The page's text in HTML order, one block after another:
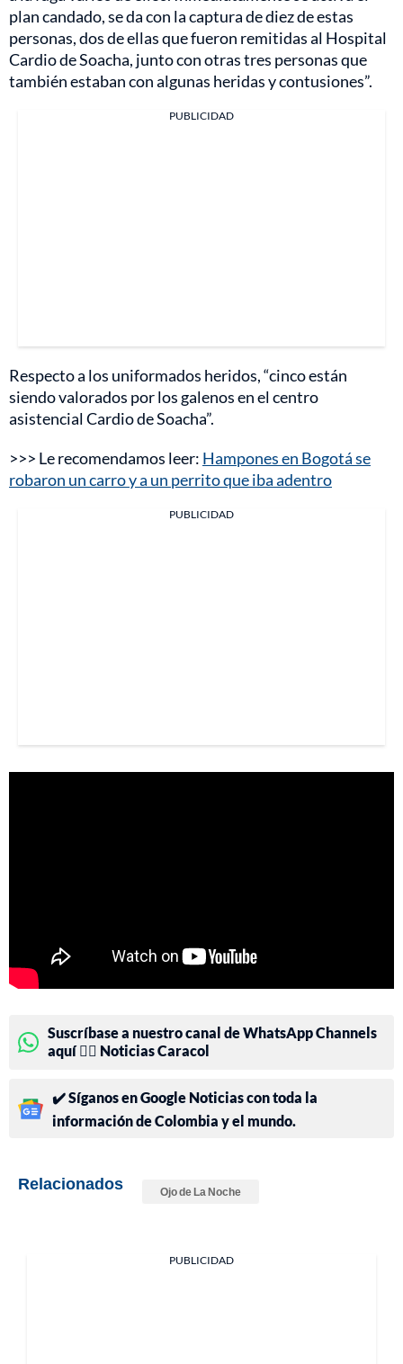
plan candado, se da con la captura de diez de estas
personas, dos de ellas que fueron remitidas al Hospital
Cardio de Soacha, junto con otras tres personas que
también estaban con algunas heridas y contusiones”.
PUBLICIDAD
Respecto a los uniformados heridos, “cinco están
siendo valorados por los galenos en el centro
asistencial Cardio de Soacha”.
>>> Le recomendamos leer: Hampones en Bogotá se
robaron un carro y a un perrito que iba adentro
PUBLICIDAD
Suscríbase a nuestro canal de WhatsApp Channels
aquí 👉🏻 Noticias Caracol
✔️ Síganos en Google Noticias con toda la
información de Colombia y el mundo.
Relacionados Ojo de La Noche
PUBLICIDAD